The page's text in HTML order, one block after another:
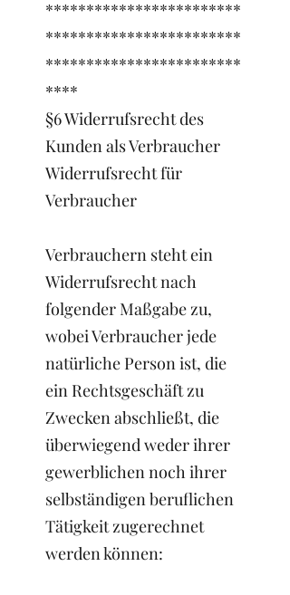
************************
************************
************************
****
§6 Widerrufsrecht des
Kunden als Verbraucher
Widerrufsrecht für
Verbraucher
Verbrauchern steht ein
Widerrufsrecht nach
folgender Maßgabe zu,
wobei Verbraucher jede
natürliche Person ist, die
ein Rechtsgeschäft zu
Zwecken abschließt, die
überwiegend weder ihrer
gewerblichen noch ihrer
selbständigen beruflichen
Tätigkeit zugerechnet
werden können: